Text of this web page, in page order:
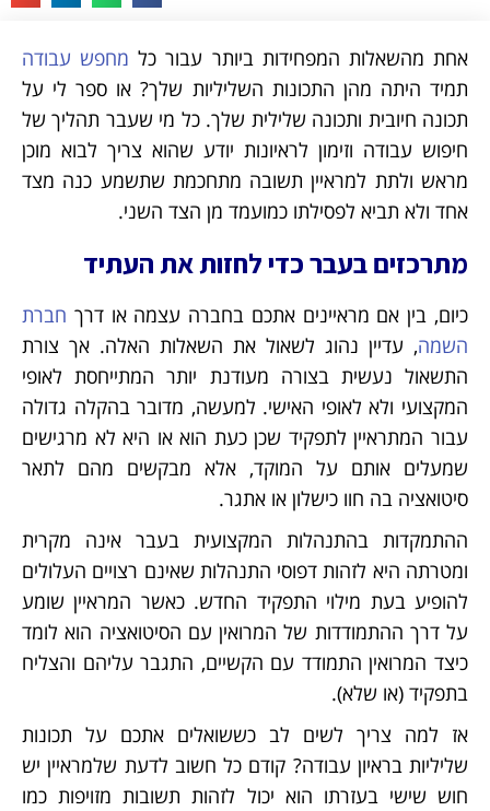
אחת מהשאלות המפחידות ביותר עבור כל מחפש עבודה
תמיד היתה מהן התכונות השליליות שלך? או ספר לי על
תכונה חיובית ותכונה שלילית שלך. כל מי שעבר תהליך של
חיפוש עבודה וזימון לראיונות יודע שהוא צריך לבוא מוכן
מראש ולתת למראיין תשובה מתחכמת שתשמע כנה מצד
אחד ולא תביא לפסילתו כמועמד מן הצד השני.
מתרכזים בעבר כדי לחזות את העתיד
כיום, בין אם מראיינים אתכם בחברה עצמה או דרך חברת
השמה, עדיין נהוג לשאול את השאלות האלה. אך צורת
התשאול נעשית בצורה מעודנת יותר המתייחסת לאופי
המקצועי ולא לאופי האישי. למעשה, מדובר בהקלה גדולה
עבור המתראיין לתפקיד שכן כעת הוא או היא לא מרגישים
שמעלים אותם על המוקד, אלא מבקשים מהם לתאר
סיטואציה בה חוו כישלון או אתגר.
ההתמקדות בהתנהלות המקצועית בעבר אינה מקרית
ומטרתה היא לזהות דפוסי התנהלות שאינם רצויים העלולים
להופיע בעת מילוי התפקיד החדש. כאשר המראיין שומע
על דרך ההתמודדות של המרואין עם הסיטואציה הוא לומד
כיצד המרואין התמודד עם הקשיים, התגבר עליהם והצליח
בתפקיד (או שלא).
אז למה צריך לשים לב כששואלים אתכם על תכונות
שליליות בראיון עבודה? קודם כל חשוב לדעת שלמראיין יש
חוש שישי בעזרתו הוא יכול לזהות תשובות מזויפות כמו